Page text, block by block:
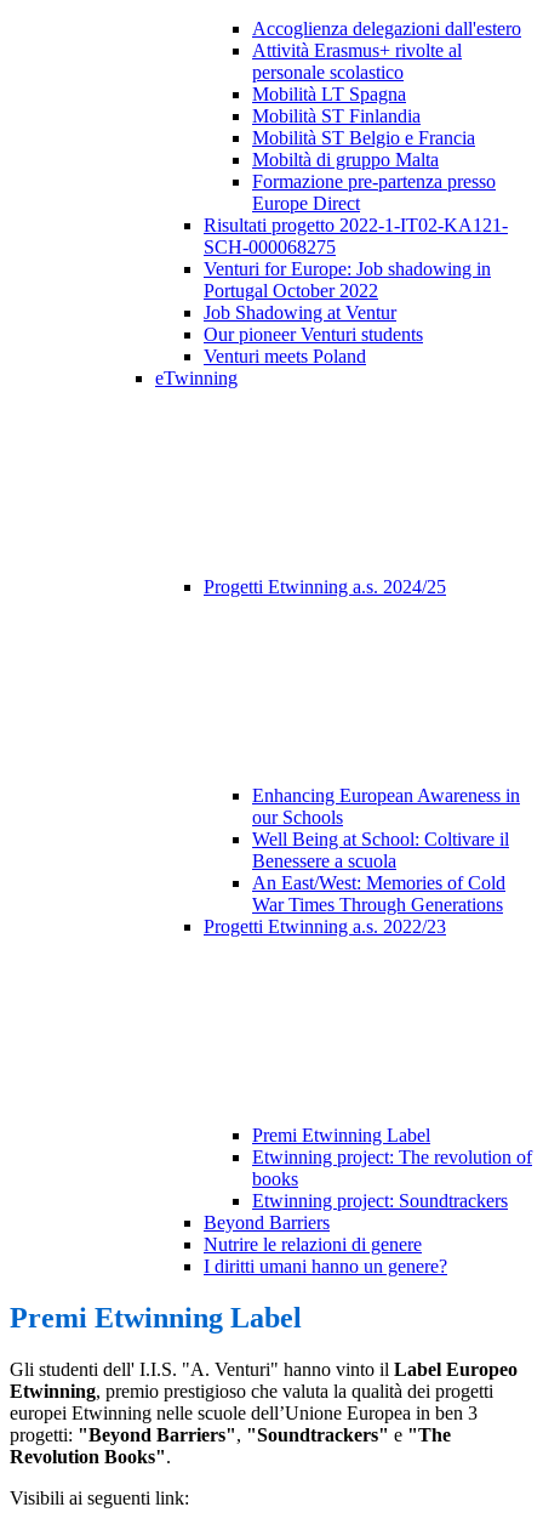
Accoglienza delegazioni dall'estero
Attività Erasmus+ rivolte al
personale scolastico
Mobilità LT Spagna
Mobilità ST Finlandia
Mobilità ST Belgio e Francia
Mobiltà di gruppo Malta
Formazione pre-partenza presso
Europe Direct
Risultati progetto 2022-1-IT02-KA121-
SCH-000068275
Venturi for Europe: Job shadowing in
Portugal October 2022
Job Shadowing at Ventur
Our pioneer Venturi students
Venturi meets Poland
eTwinning
Progetti Etwinning a.s. 2024/25
Enhancing European Awareness in
our Schools
Well Being at School: Coltivare il
Benessere a scuola
An East/West: Memories of Cold
War Times Through Generations
Progetti Etwinning a.s. 2022/23
Premi Etwinning Label
Etwinning project: The revolution of
books
Etwinning project: Soundtrackers
Beyond Barriers
Nutrire le relazioni di genere
I diritti umani hanno un genere?
Premi Etwinning Label
Gli studenti dell' I.I.S. "A. Venturi" hanno vinto il Label Europeo
Etwinning, premio prestigioso che valuta la qualità dei progetti
europei Etwinning nelle scuole dell’Unione Europea in ben 3
progetti: "Beyond Barriers", "Soundtrackers" e "The
Revolution Books".
Visibili ai seguenti link: